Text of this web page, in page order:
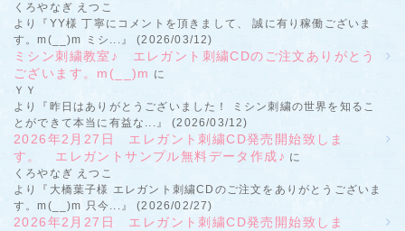
くろやなぎ えつこ
より『YY様 丁寧にコメントを頂きまして、 誠に有り稼働ございま
す。m(__)m ミシ...』 (2026/03/12)
ミシン刺繍教室♪ エレガント刺繍CDのご注文ありがとう
ございます。m(__)m に
ＹＹ
より『昨日はありがとうございました！ ミシン刺繍の世界を知るこ
とができて本当に有益な...』 (2026/03/12)
2026年2月27日 エレガント刺繍CD発売開始致しま
す。 エレガントサンプル無料データ作成♪ に
くろやなぎ えつこ
より『大橋葉子様 エレガント刺繍CDのご注文をありがとうございま
す。m(__)m 只今...』 (2026/02/27)
2026年2月27日 エレガント刺繍CD発売開始致しま